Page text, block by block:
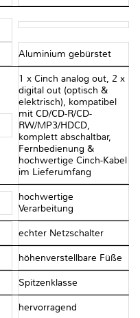
Aluminium gebürstet
1 x Cinch analog out, 2 x
digital out (optisch &
elektrisch), kompatibel
mit CD/CD-R/CD-
RW/MP3/HDCD,
komplett abschaltbar,
Fernbedienung &
hochwertige Cinch-Kabel
im Lieferumfang
hochwertige
Verarbeitung
echter Netzschalter
höhenverstellbare Füße
Spitzenklasse
hervorragend